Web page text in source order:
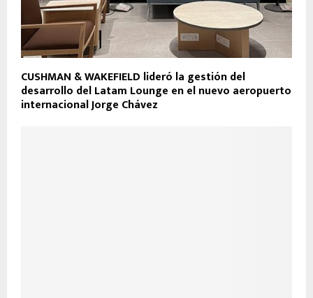
CUSHMAN & WAKEFIELD lideró la gestión del
desarrollo del Latam Lounge en el nuevo aeropuerto
internacional Jorge Chávez